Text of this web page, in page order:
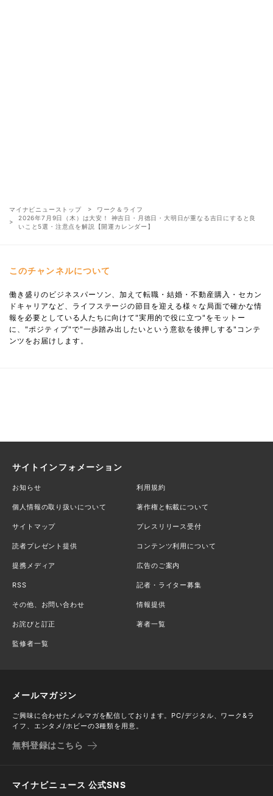
マイナビニューストップ
ワーク＆ライフ
2026年7月9日（木）は大安！ 神吉日・月徳日・大明日が重なる吉日にすると良
いこと5選・注意点を解説【開運カレンダー】
このチャンネルについて
働き盛りのビジネスパーソン、加えて転職・結婚・不動産購入・セカン
ドキャリアなど、ライフステージの節目を迎える様々な局面で確かな情
報を必要としている人たちに向けて"実用的で役に立つ"をモットー
に、"ポジティブ"で"一歩踏み出したいという意欲を後押しする"コンテ
ンツをお届けします。
サイトインフォメーション
お知らせ 利用規約
個人情報の取り扱いについて 著作権と転載について
サイトマップ プレスリリース受付
読者プレゼント提供 コンテンツ利用について
提携メディア 広告のご案内
RSS 記者・ライター募集
その他、お問い合わせ 情報提供
お詫びと訂正 著者一覧
監修者一覧
メールマガジン
ご興味に合わせたメルマガを配信しております。PC/デジタル、ワーク&ラ
イフ、エンタメ/ホビーの3種類を用意。
無料登録はこちら
マイナビニュース 公式SNS